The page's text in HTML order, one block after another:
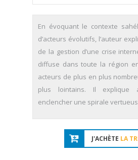
En évoquant le contexte
d’acteurs évolutifs, l’auteur
de la gestion d’une crise
diffuse dans toute la région
acteurs de plus en plus
plus lointains. Il explique
enclencher une spirale
J'ACHÈTE LA